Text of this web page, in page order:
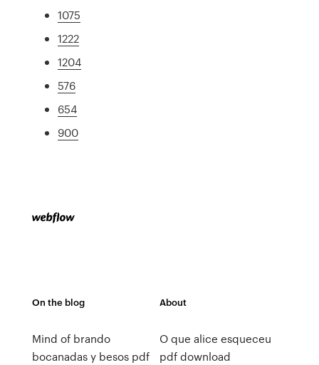
1075
1222
1204
576
654
900
On the blog
Mind of brando
bocanadas y besos pdf
About
O que alice esqueceu
pdf download